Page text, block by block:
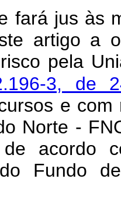
jus às
artigo a
pela
3, de
e
Norte -
de acordo
Fundo